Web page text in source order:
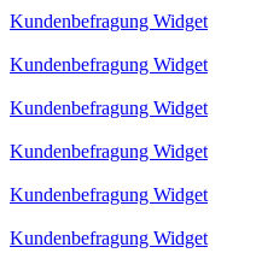
Kundenbefragung Widget
Kundenbefragung Widget
Kundenbefragung Widget
Kundenbefragung Widget
Kundenbefragung Widget
Kundenbefragung Widget